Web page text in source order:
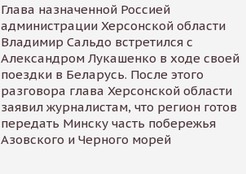
Глава назначенной Россией
администрации Херсонской области
Владимир Сальдо встретился с
Александром Лукашенко в ходе своей
поездки в Беларусь. После этого
разговора глава Херсонской области
заявил журналистам, что регион готов
передать Минску часть побережья
Азовского и Черного морей